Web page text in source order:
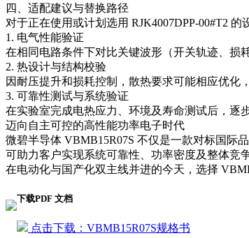
四、适配建议与替换路径
对于正在使用或计划选用 RJK4007DPP-00#T2
1. 电气性能验证
在相同电路条件下对比关键波形（开关轨迹、损
2. 热设计与结构校验
因耐压提升和损耗控制，散热要求可能相应优化
3. 可靠性测试与系统验证
在实验室完成电热应力、环境及寿命测试后，逐
迈向自主可控的高性能功率电子时代
微碧半导体 VBMB15R07S 不仅是一款对标国际
可助力客户实现系统可靠性、功率密度及整体竞
在电动化与国产化双主线并进的今天，选择
下载PDF 文档
点击下载：VBMB15R07S规格书